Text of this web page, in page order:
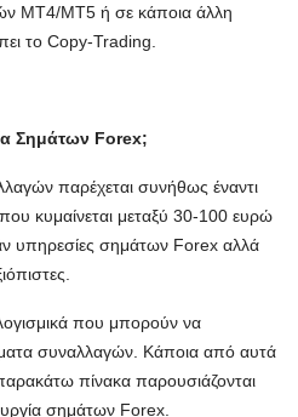
MT4/MT5 ή σε κάποια άλλη
το Copy-Trading.
Σημάτων Forex;
παρέχεται συνήθως έναντι
κυμαίνεται μεταξύ 30-100 ευρώ
υπηρεσίες σημάτων Forex αλλά
που μπορούν να
συναλλαγών. Κάποια από αυτά
πίνακα παρουσιάζονται
σημάτων Forex.